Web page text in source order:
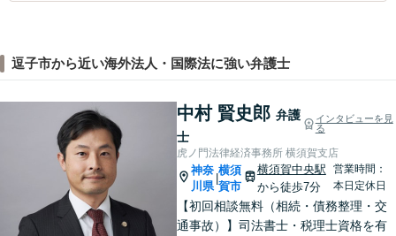
逗子市から近い海外法人・国際法に強い弁護士
中村 賢史郎 弁護
士
インタビューを見
る
虎ノ門法律経済事務所 横須賀支店
神奈
川県
横須
賀市
横須賀中央駅
から徒歩7分
営業時間：
本日定休日
【初回相談無料（相続・債務整理・交
通事故）】司法書士・税理士資格を有